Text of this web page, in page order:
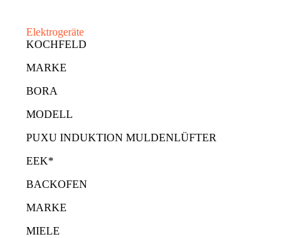
Elektrogeräte
KOCHFELD
MARKE
BORA
MODELL
PUXU INDUKTION MULDENLÜFTER
EEK*
BACKOFEN
MARKE
MIELE